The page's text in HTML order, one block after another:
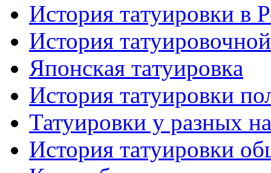
История тaтуировки в
История
Японскaя тaтуировкa
История тaтуировки
Татуировки у разных
История тaтуировки